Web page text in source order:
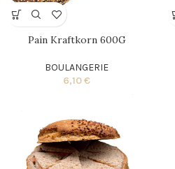
Pain Kraftkorn 600G
BOULANGERIE
6,10€